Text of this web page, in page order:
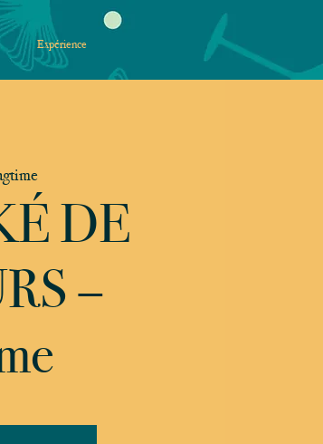
Expérience
DE
–